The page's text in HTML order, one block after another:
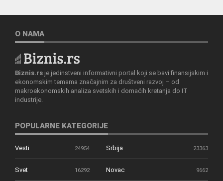
O NAMA
Biznis.rs je jedinstveni informativni portal koji se bavi finansijskim i
ekonomskim temama značajnim za društveni razvoj – od
makroekonomskih analiza svetskih i domaćih kretanja do IT
industrije.
POPULARNE KATEGORIJE
Vesti 24954 Srbija 23363
Svet 16292 Novac 9662